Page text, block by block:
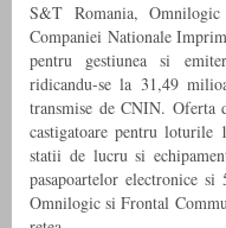
S&T Romania,
Companiei Nationale
pentru gestiunea si
ridicandu-se la 31,49
transmise de CNIN. Oferta
castigatoare pentru
statii de lucru si
pasapoartelor electronice
Omnilogic si Frontal